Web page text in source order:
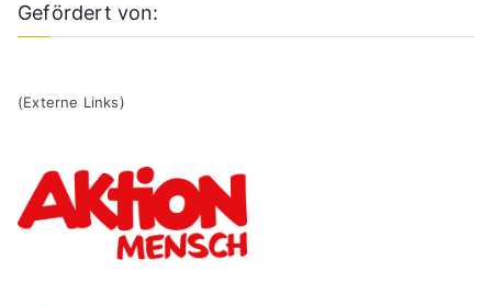
Gefördert von:
(Externe Links)